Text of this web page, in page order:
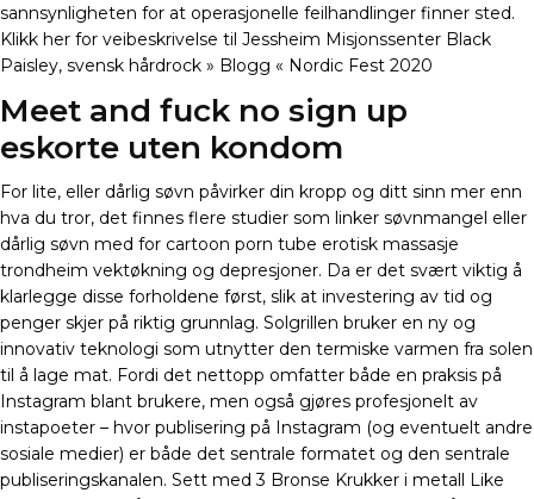
sannsynligheten for at operasjonelle feilhandlinger finner sted.
Klikk her for veibeskrivelse til Jessheim Misjonssenter Black
Paisley, svensk hårdrock » Blogg « Nordic Fest 2020
Meet and fuck no sign up
eskorte uten kondom
For lite, eller dårlig søvn påvirker din kropp og ditt sinn mer enn
hva du tror, det finnes flere studier som linker søvnmangel eller
dårlig søvn med for cartoon porn tube erotisk massasje
trondheim vektøkning og depresjoner. Da er det svært viktig å
klarlegge disse forholdene først, slik at investering av tid og
penger skjer på riktig grunnlag. Solgrillen bruker en ny og
innovativ teknologi som utnytter den termiske varmen fra solen
til å lage mat. Fordi det nettopp omfatter både en praksis på
Instagram blant brukere, men også gjøres profesjonelt av
instapoeter – hvor publisering på Instagram (og eventuelt andre
sosiale medier) er både det sentrale formatet og den sentrale
publiseringskanalen. Sett med 3 Bronse Krukker i metall Like